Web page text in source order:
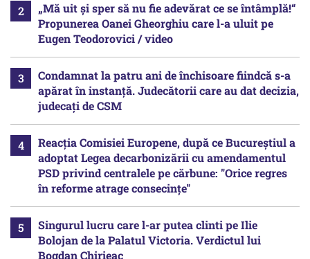
„Mă uit și sper să nu fie adevărat ce se întâmplă!“
Propunerea Oanei Gheorghiu care l-a uluit pe
Eugen Teodorovici / video
Condamnat la patru ani de închisoare fiindcă s-a
apărat în instanță. Judecătorii care au dat decizia,
judecați de CSM
Reacția Comisiei Europene, după ce Bucureștiul a
adoptat Legea decarbonizării cu amendamentul
PSD privind centralele pe cărbune: "Orice regres
în reforme atrage consecințe"
Singurul lucru care l-ar putea clinti pe Ilie
Bolojan de la Palatul Victoria. Verdictul lui
Bogdan Chirieac